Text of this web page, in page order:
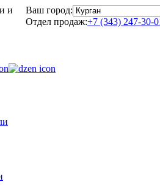
и
Ваш город:
Отдел продаж:+7 (343) 247-30-